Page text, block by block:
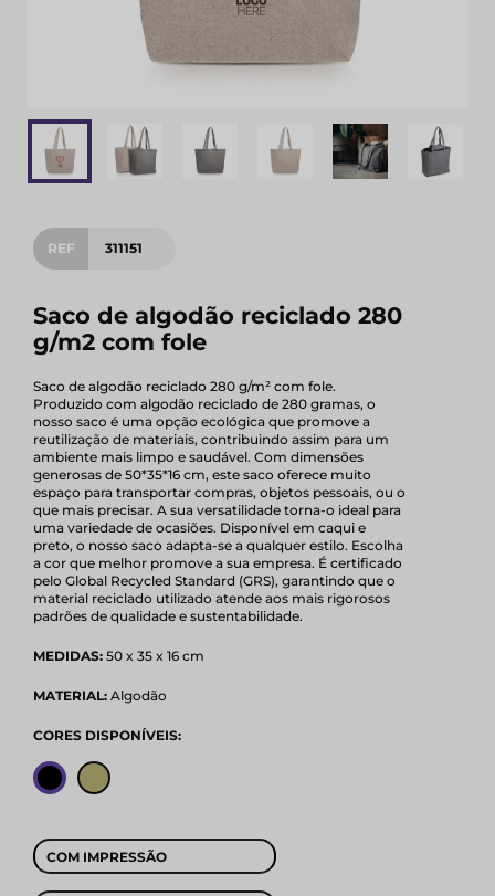
REF 311151
Saco de algodão reciclado 280
g/m2 com fole
Saco de algodão reciclado 280 g/m² com fole.
Produzido com algodão reciclado de 280 gramas, o
nosso saco é uma opção ecológica que promove a
reutilização de materiais, contribuindo assim para um
ambiente mais limpo e saudável. Com dimensões
generosas de 50*35*16 cm, este saco oferece muito
espaço para transportar compras, objetos pessoais, ou o
que mais precisar. A sua versatilidade torna-o ideal para
uma variedade de ocasiões. Disponível em caqui e
preto, o nosso saco adapta-se a qualquer estilo. Escolha
a cor que melhor promove a sua empresa. É certificado
pelo Global Recycled Standard (GRS), garantindo que o
material reciclado utilizado atende aos mais rigorosos
padrões de qualidade e sustentabilidade.
MEDIDAS: 50 x 35 x 16 cm
MATERIAL: Algodão
CORES DISPONÍVEIS:
COM IMPRESSÃO